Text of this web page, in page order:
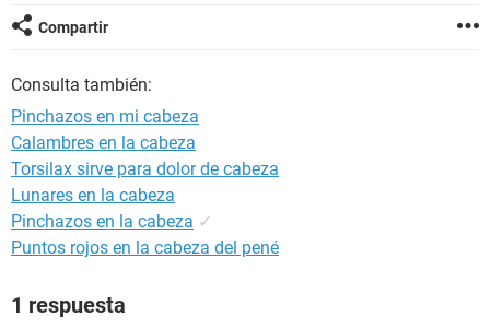
Compartir
Consulta también:
Pinchazos en mi cabeza
Calambres en la cabeza
Torsilax sirve para dolor de cabeza
Lunares en la cabeza
Pinchazos en la cabeza ✓
Puntos rojos en la cabeza del pené
1 respuesta